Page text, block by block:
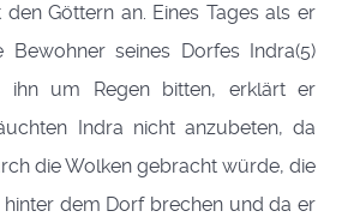
Göttern an. Eines Tages als er
Bewohner seines Dorfes Indra(5)
ihn um Regen bitten, erklärt er
Indra nicht anzubeten, da
die Wolken gebracht würde, die
dem Dorf brechen und da er